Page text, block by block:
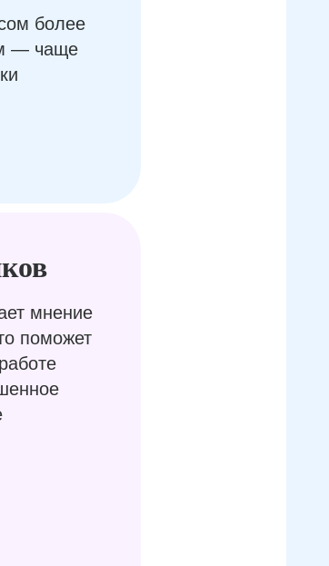
мнение
поможет
более
— чаще